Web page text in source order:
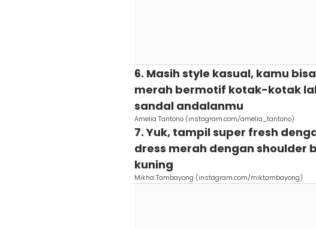
6. Masih style kasual, kamu
merah bermotif kotak-kotak
sandal andalanmu
Amelia Tantono (instagram.com/amelia_tantono)
7. Yuk, tampil super fresh
dress merah dengan shoulder
kuning
Mikha Tambayong (instagram.com/miktambayong)